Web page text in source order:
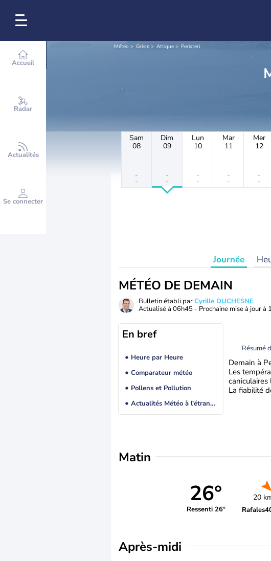
Accueil
Radar
Actualités
Se connecter
Météo Grèce Attique Peristéri
Sam
08
-
-
Dim
09
-
-
Lun
10
-
-
Mar
11
-
-
Mer
12
-
-
Journée
MÉTÉO DE DEMAIN
Bulletin établi parCyrille DUCHESNE
Actualisé à 06h45 - Prochaine mise à jour à
En bref
Heure par Heure
Comparateur météo
Pollens et Pollution
Actualités Météo à l'étranger
Résumé
Demain à
Les
caniculaires
La fiabilité
Matin
26°
Ressenti 26°
20
Rafales
Après-midi